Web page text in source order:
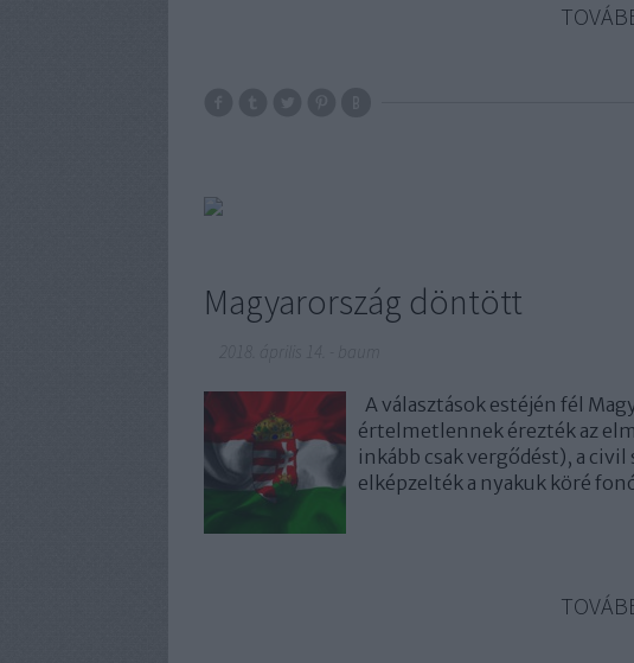
Magyarország döntött
A választások estéjén fél
értelmetlennek érezték az
inkább csak vergődést), a
elképzelték a nyakuk köré